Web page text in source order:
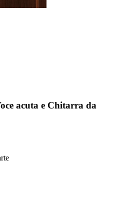
acuta e Chitarra da